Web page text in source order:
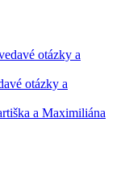
otázky a
a Maximiliána